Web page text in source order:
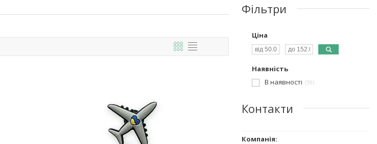
Фільтри
Ціна
Наявність
В наявності
39
Контакти